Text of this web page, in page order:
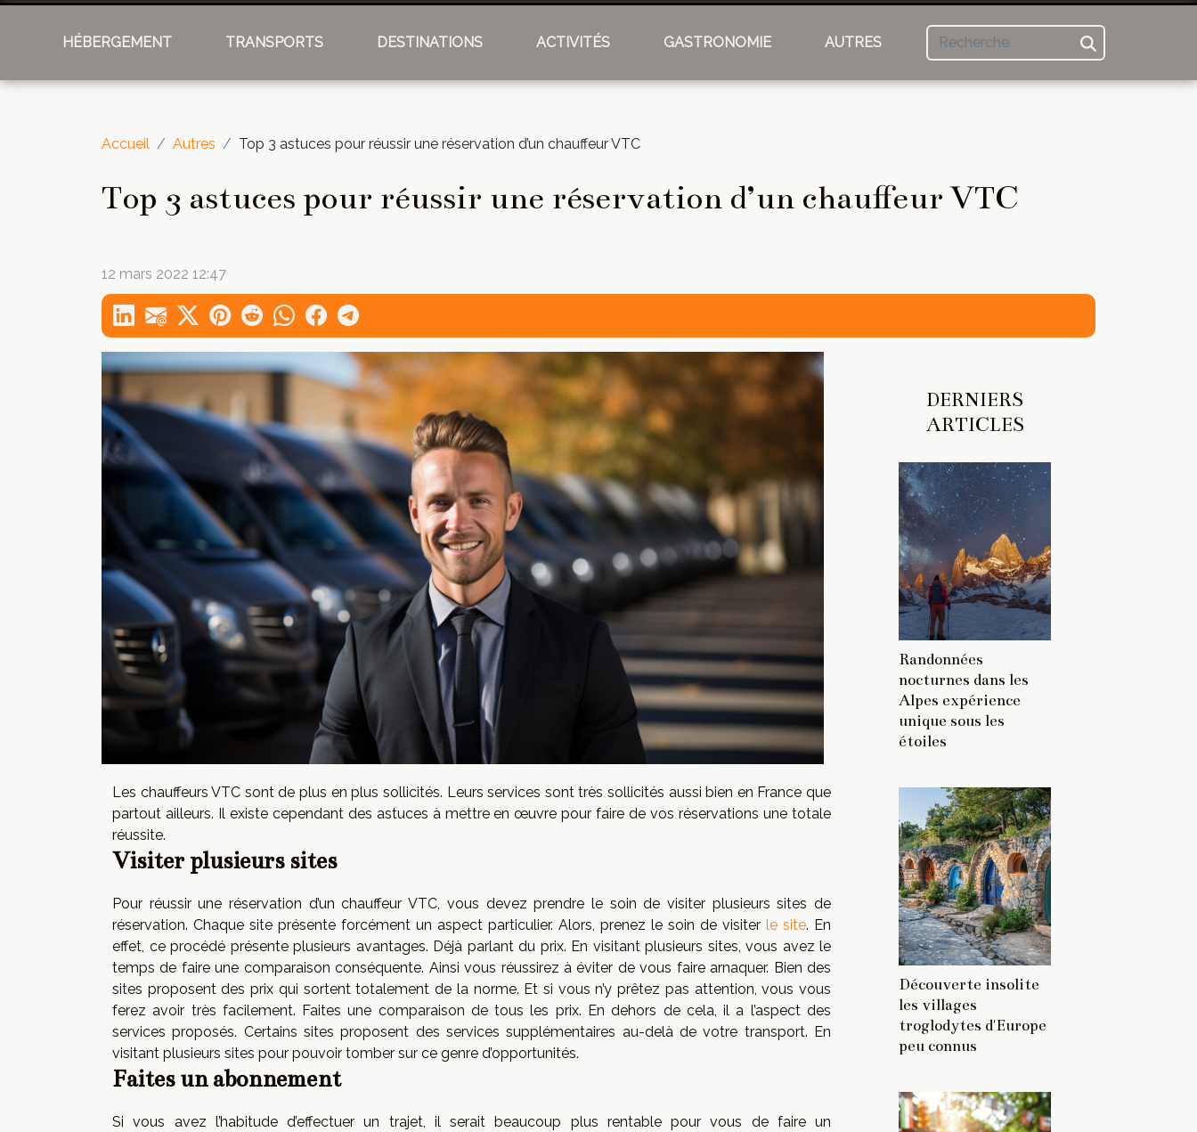
HÉBERGEMENT TRANSPORTS DESTINATIONS ACTIVITÉS GASTRONOMIE AUTRES
Accueil Autres Top 3 astuces pour réussir une réservation d’un chauffeur VTC
Top 3 astuces pour réussir une réservation d’un chauffeur VTC
12 mars 2022 12:47
Les chauffeurs VTC sont de plus en plus sollicités. Leurs services sont très sollicités aussi bien en France que
partout ailleurs. Il existe cependant des astuces à mettre en œuvre pour faire de vos réservations une totale
réussite.
Visiter plusieurs sites
Pour réussir une réservation d’un chauffeur VTC, vous devez prendre le soin de visiter plusieurs sites de
réservation. Chaque site présente forcément un aspect particulier. Alors, prenez le soin de visiter le site. En
effet, ce procédé présente plusieurs avantages. Déjà parlant du prix. En visitant plusieurs sites, vous avez le
temps de faire une comparaison conséquente. Ainsi vous réussirez à éviter de vous faire arnaquer. Bien des
sites proposent des prix qui sortent totalement de la norme. Et si vous n’y prêtez pas attention, vous vous
ferez avoir très facilement. Faites une comparaison de tous les prix. En dehors de cela, il a l’aspect des
services proposés. Certains sites proposent des services supplémentaires au-delà de votre transport. En
visitant plusieurs sites pour pouvoir tomber sur ce genre d’opportunités.
Faites un abonnement
Si vous avez l’habitude d’effectuer un trajet, il serait beaucoup plus rentable pour vous de faire un
DERNIERS
ARTICLES
Randonnées
nocturnes dans les
Alpes expérience
unique sous les
étoiles
Découverte insolite
les villages
troglodytes d'Europe
peu connus